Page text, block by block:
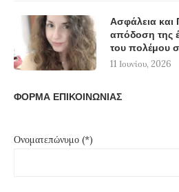
Ασφάλεια και
απόδοση της
του πολέμου
11 Ιουνίου, 2026
ΦΟΡΜΑ ΕΠΙΚΟΙΝΩΝΙΑΣ
Ονοματεπώνυμο (*)